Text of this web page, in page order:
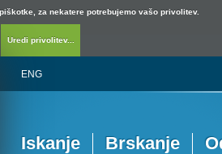
za nekatere potrebujemo vašo privolitev.
Uredi privolitev...
ENG
Iskanje Brskanje